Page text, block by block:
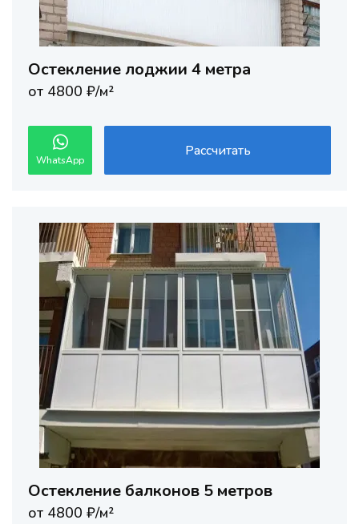
Остекление лоджии 4 метра
от 4800 ₽/м²
WhatsApp
Рассчитать
Остекление балконов 5 метров
от 4800 ₽/м²